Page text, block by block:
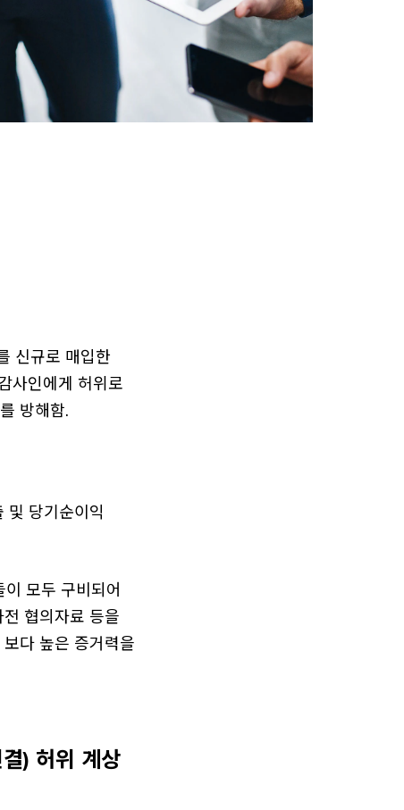
신규로 매입한
사인에게 허위로
방해함.
및 당기순이익
모두 구비되어
협의자료 등을
다 높은 증거력을
) 허위 계상